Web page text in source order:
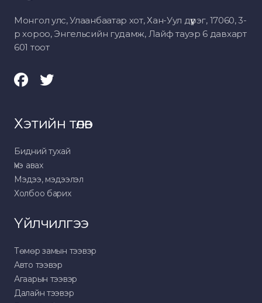
Монгол улс, Улаанбаатар хот, Хан-Уул дүүрэг, 17060, 3-
р хороо, Энгельсийн гудамж, Лайф тауэр 6 давхарт
601 тоот
Хэтийн төлөв
Бидний тухай
Үнэ авах
Мэдээ, мэдээлэл
Холбоо барих
Үйлчилгээ
Төмөр замын тээвэр
Авто тээвэр
Агаарын тээвэр
Далайн тээвэр